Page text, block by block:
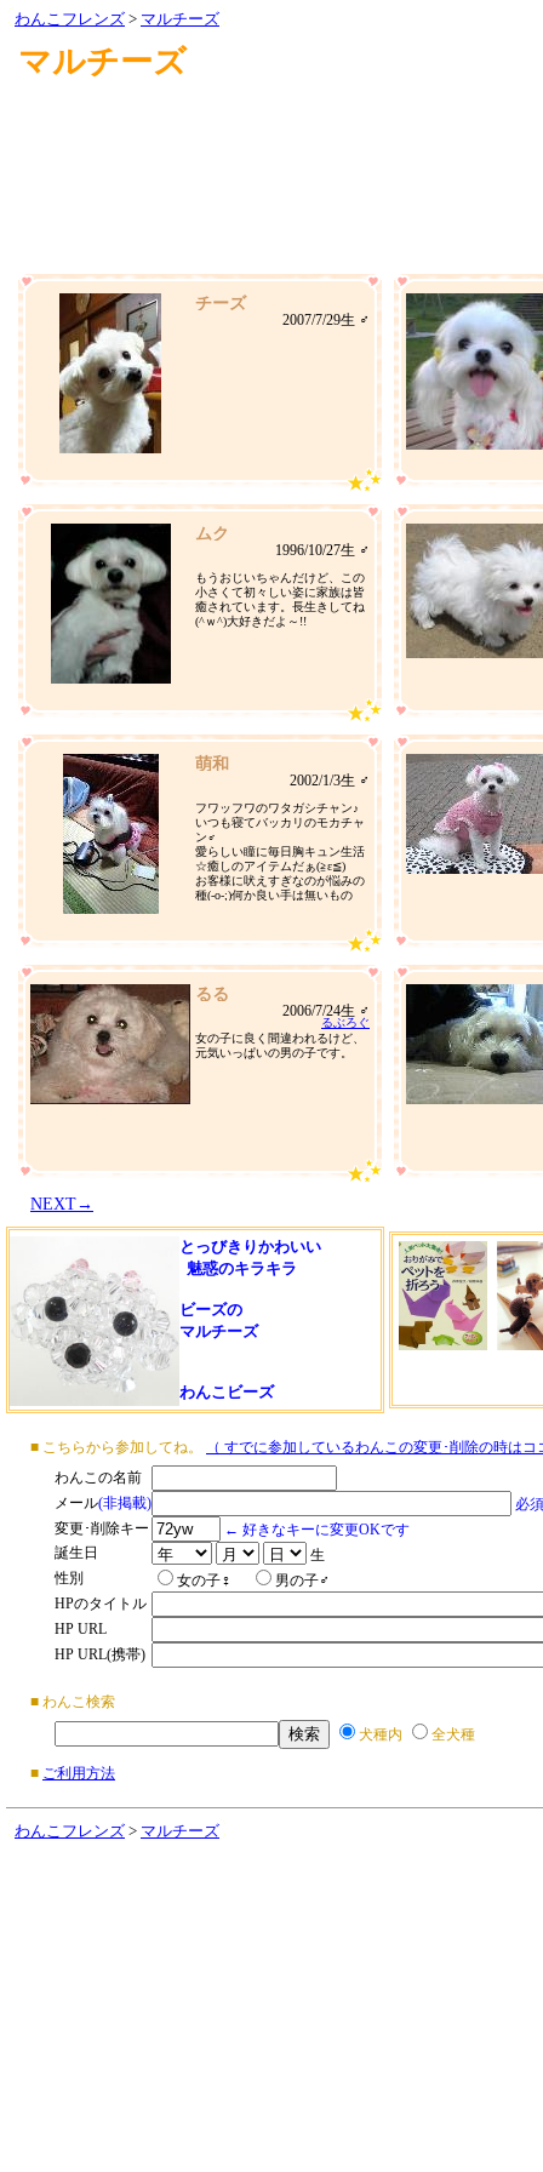
わんこフレンズ > マルチーズ
マルチーズ
チーズ
2007/7/29生 ♂
ムク
1996/10/27生 ♂
もうおじいちゃんだけど、この
小さくて初々しい姿に家族は皆
癒されています。長生きしてね
(^ｗ^)大好きだよ～!!
萌和
2002/1/3生 ♂
フワッフワのワタガシチャン♪
いつも寝てバッカリのモカチャ
ン♂
愛らしい瞳に毎日胸キュン生活
☆癒しのアイテムだぁ(≧ε≦)
お客様に吠えすぎなのが悩みの
種(-o-;)何か良い手は無いもの
るる
2006/7/24生 ♂
るぶろぐ
女の子に良く間違われるけど、
元気いっぱいの男の子です。
NEXT→
とっびきりかわいい
魅惑のキラキラ
ビーズの
マルチーズ
わんこビーズ
■ こちらから参加してね。
（ すでに参加しているわんこの変更･削除の時は
わんこの名前
メール(非掲載)
必須
変更･削除キー
← 好きなキーに変更OKです
誕生日
生
性別
女の子♀
男の子♂
HPのタイトル
HP URL
HP URL(携帯)
■ わんこ検索
犬種内
全犬種
■ ご利用方法
わんこフレンズ > マルチーズ